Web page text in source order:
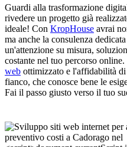
Guardi alla trasformazione
rivedere un progetto già
ideale! Con KropHouse avrai
ma anche la consulenza
un'attenzione su misura,
costante nel tuo percorso
web ottimizzato e l'affidabilità
fianco, che conosce bene le
Fai il passo giusto verso il tuo